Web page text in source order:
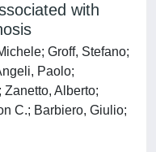
with
Groff, Stefano;
Paolo;
Alberto;
C.; Barbiero, Giulio;